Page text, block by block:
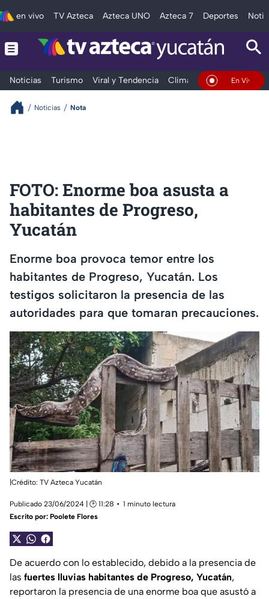
en vivo TV Azteca Azteca UNO Azteca 7 Deportes
Noticias Turismo Viral y Tendencia Clima DeportesEn Vivo
Noticias Nota
FOTO: Enorme boa asusta a
habitantes de Progreso,
Yucatán
Enorme boa provoca temor entre los
habitantes de Progreso, Yucatán. Los
testigos solicitaron la presencia de las
autoridades para que tomaran precauciones.
|Crédito: TV Azteca Yucatán
Publicado 23/06/2024 | 🕑 11:28
1 minuto lectura
Escrito por: Poolete Flores
De acuerdo con lo establecido, debido a la presencia de
las fuertes lluvias habitantes de Progreso, Yucatán,
reportaron la presencia de una enorme boa que asustó a